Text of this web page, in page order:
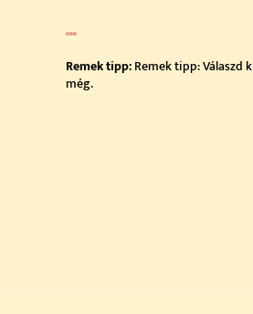
Remek tipp:Remek tipp: Válaszd
még.